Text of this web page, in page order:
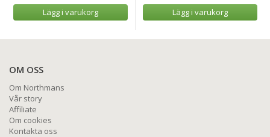
Lägg i varukorg Lägg i varukorg
OM OSS
Om Northmans
Vår story
Affiliate
Om cookies
Kontakta oss